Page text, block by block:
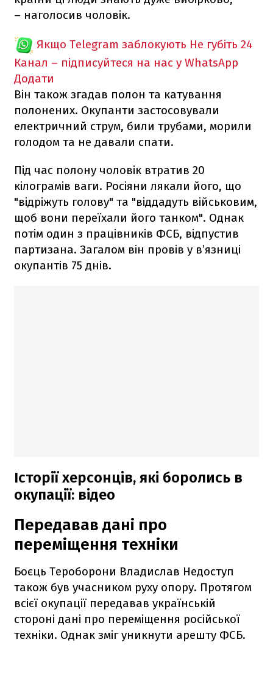
– наголосив чоловік.
Якщо Telegram заблокують Не губіть 24
Канал – підписуйтеся на нас у WhatsApp
Додати
Він також згадав полон та катування
полонених. Окупанти застосовували
електричний струм, били трубами, морили
голодом та не давали спати.
Під час полону чоловік втратив 20
кілограмів ваги. Росіяни лякали його, що
"відріжуть голову" та "віддадуть військовим,
щоб вони переїхали його танком". Однак
потім один з працівників ФСБ, відпустив
партизана. Загалом він провів у в’язниці
окупантів 75 днів.
Історії херсонців, які боролись в
окупації: відео
Передавав дані про
переміщення техніки
Боєць Тероборони Владислав Недоступ
також був учасником руху опору. Протягом
всієї окупації передавав українській
стороні дані про переміщення російської
техніки. Однак зміг уникнути арешту ФСБ.